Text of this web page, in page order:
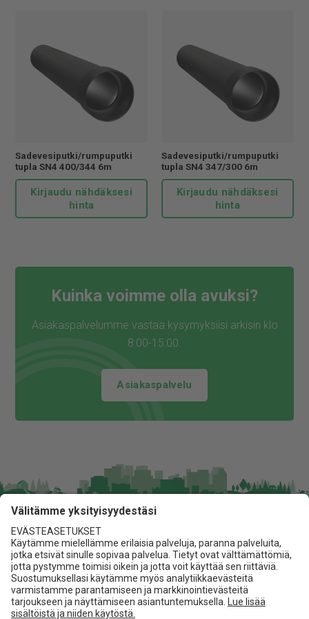
Sadevesiputki/rumpuputki
tupla SN4 400/344 6m
Kirjaudu nähdäksesi
hinta
Sadevesiputki/rumpuputki
tupla SN4 347/300 6m
Kirjaudu nähdäksesi
hinta
Kuinka voimme olla avuksi?
Asiakaspalvelumme vastaa kysymyksiisi arkisin klo
8:00-15:00.
Asiakaspalvelu
Jita Oy
Lakarintie 10, 34800 Virrat
03 475 6100
info@jita.fi